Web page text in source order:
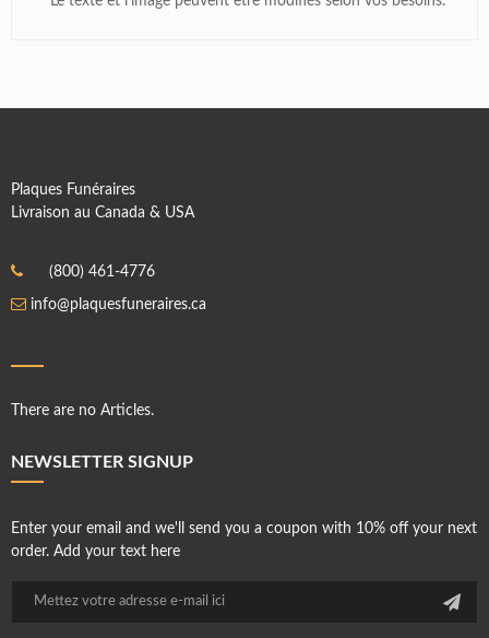
Plaques Funéraires
Livraison au Canada & USA
(800) 461-4776
info@plaquesfuneraires.ca
There are no Articles.
NEWSLETTER SIGNUP
Enter your email and we'll send you a coupon with 10% off your next
order. Add your text here